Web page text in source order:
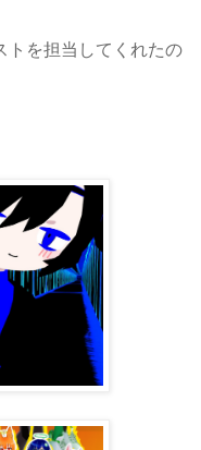
トを担当してくれたの